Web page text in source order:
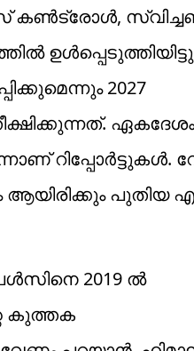
കണ്‍ട്രോള്‍,
2027
ഏകദേശം
റിപ്പോര്‍ട്ടുകള്‍.
ആയിരിക്കും പുതിയ
2019 ല്‍
കുത്തക